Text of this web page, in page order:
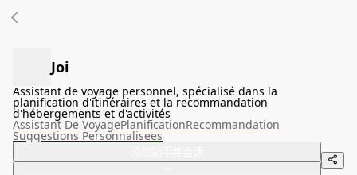
Joi
Assistant de voyage personnel, spécialisé dans la
planification d'itinéraires et la recommandation
d'hébergements et d'activités
Assistant De VoyagePlanificationRecommandation
Suggestions Personnalisees